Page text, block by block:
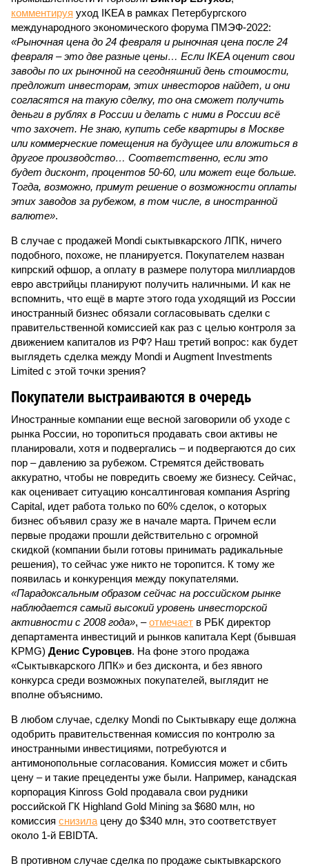
комментируя уход IKEA в рамках Петербургского
международного экономического форума ПМЭФ-2022:
«Рыночная цена до 24 февраля и рыночная цена после 24
февраля – это две разные цены… Если IKEA оценит свои
заводы по их рыночной на сегодняшний день стоимости,
предложит инвесторам, этих инвесторов найдет, и они
согласятся на такую сделку, то она сможет получить
деньги в рублях в России и делать с ними в России всё
что захочет. Не знаю, купить себе квартиры в Москве
или коммерческие помещения на будущее или вложиться в
другое производство… Соответственно, если это
будет дисконт, процентов 50-60, или может еще больше.
Тогда, возможно, примут решение о возможности оплаты
этих заводов за рубежом, в том числе, в иностранной
валюте».
В случае с продажей Mondi сыктывкарского ЛПК, ничего
подобного, похоже, не планируется. Покупателем назван
кипрский офшор, а оплату в размере полутора миллиардов
евро австрийцы планируют получить наличными. И как не
вспомнить, что ещё в марте этого года уходящий из России
иностранный бизнес обязали согласовывать сделки с
правительственной комиссией как раз с целью контроля за
движением капиталов из РФ? Наш третий вопрос: как будет
выглядеть сделка между Mondi и Augment Investments
Limited с этой точки зрения?
Покупатели выстраиваются в очередь
Иностранные компании еще весной заговорили об уходе с
рынка России, но торопиться продавать свои активы не
планировали, хотя и подвергались – и подвергаются до сих
пор – давлению за рубежом. Стремятся действовать
аккуратно, чтобы не повредить своему же бизнесу. Сейчас,
как оценивает ситуацию консалтинговая компания Aspring
Capital, идет работа только по 60% сделок, о которых
бизнес объявил сразу же в начале марта. Причем если
первые продажи прошли действительно с огромной
скидкой (компании были готовы принимать радикальные
решения), то сейчас уже никто не торопится. К тому же
появилась и конкуренция между покупателями.
«Парадоксальным образом сейчас на российском рынке
наблюдается самый высокий уровень инвесторской
активности с 2008 года», –отмечает в РБК директор
департамента инвестиций и рынков капитала Kept (бывшая
KPMG) Денис Суровцев. На фоне этого продажа
«Сыктывкарского ЛПК» и без дисконта, и без явного
конкурса среди возможных покупателей, выглядит не
вполне объяснимо.
В любом случае, сделку Mondi по Сыктывкару еще должна
одобрить правительственная комиссия по контролю за
иностранными инвестициями, потребуются и
антимонопольные согласования. Комиссия может и сбить
цену – и такие прецеденты уже были. Например, канадская
корпорация Kinross Gold продавала свои рудники
российской ГК Highland Gold Mining за $680 млн, но
комиссия снизила цену до $340 млн, это соответствует
около 1-й EBIDTA.
В противном случае сделка по продаже сыктывкарского